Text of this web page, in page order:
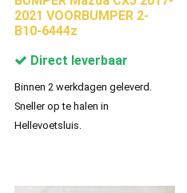
2021 VOORBUMPER 2-
B10-6444z
Direct leverbaar
Binnen 2 werkdagen geleverd.
Sneller op te halen in
Hellevoetsluis.